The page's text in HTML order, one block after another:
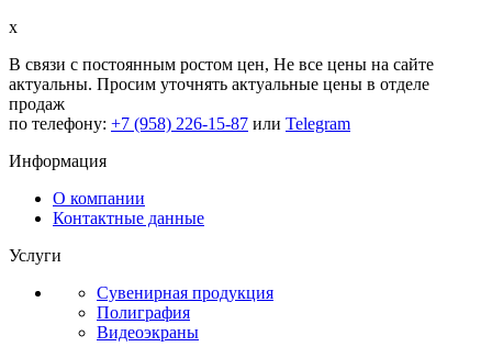
x
В связи с постоянным ростом цен, Не все цены на сайте
актуальны. Просим уточнять актуальные цены в отделе
продаж
по телефону: +7 (958) 226-15-87 или Telegram
Информация
О компании
Контактные данные
Услуги
Сувенирная продукция
Полиграфия
Видеоэкраны